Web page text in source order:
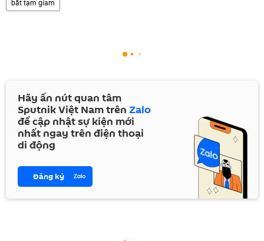
bắt tạm giam
Hãy ấn nút quan tâm
Sputnik Việt Nam trên Zalo
để cập nhật sự kiện mới
nhất ngay trên điện thoại
di động
Đăng ký